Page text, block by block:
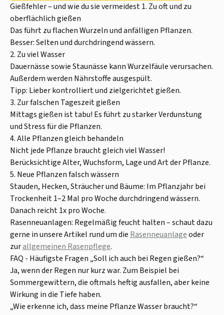
Gießfehler – und wie du sie vermeidest 1. Zu oft und zu
oberflächlich gießen
Das führt zu flachen Wurzeln und anfälligen Pflanzen.
Besser: Selten und durchdringend wässern.
2. Zu viel Wasser
Dauernässe sowie Staunässe kann Wurzelfäule verursachen.
Außerdem werden Nährstoffe ausgespült.
Tipp: Lieber kontrolliert und zielgerichtet gießen.
3. Zur falschen Tageszeit gießen
Mittags gießen ist tabu! Es führt zu starker Verdunstung
und Stress für die Pflanzen.
4. Alle Pflanzen gleich behandeln
Nicht jede Pflanze braucht gleich viel Wasser!
Berücksichtige Alter, Wuchsform, Lage und Art der Pflanze.
5. Neue Pflanzen falsch wässern
Stauden, Hecken, Sträucher und Bäume: Im Pflanzjahr bei
Trockenheit 1–2 Mal pro Woche durchdringend wässern.
Danach reicht 1x pro Woche.
Rasenneuanlagen: Regelmäßig feucht halten – schaut dazu
gerne in unsere Artikel rund um die Rasenneuanlageoder
zurallgemeinen Rasenpflege.
FAQ - Häufigste Fragen „Soll ich auch bei Regen gießen?“
Ja, wenn der Regen nur kurz war. Zum Beispiel bei
Sommergewittern, die oftmals heftig ausfallen, aber keine
Wirkung in die Tiefe haben.
„Wie erkenne ich, dass meine Pflanze Wasser braucht?“